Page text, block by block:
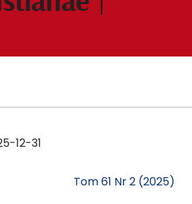
12-31
Tom 61 Nr 2 (2025)